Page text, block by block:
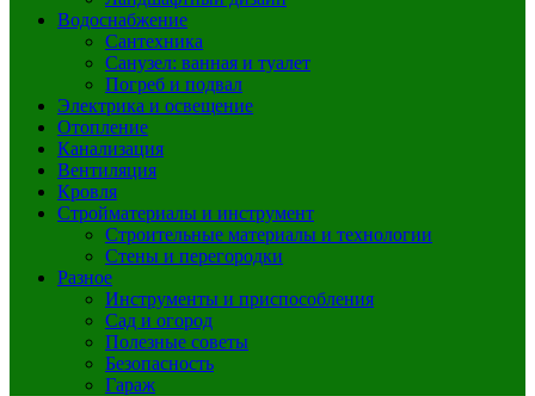
Водоснабжение
Сантехника
Санузел: ванная и туалет
Погреб и подвал
Электрика и освещение
Отопление
Канализация
Вентиляция
Кровля
Стройматериалы и инструмент
Строительные материалы и технологии
Стены и перегородки
Разное
Инструменты и приспособления
Сад и огород
Полезные советы
Безопасность
Гараж